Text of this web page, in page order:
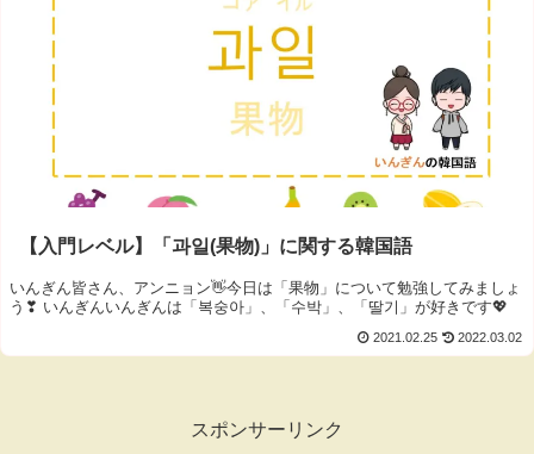
【入門レベル】「과일(果物)」に関する韓国語
いんぎん皆さん、アンニョン👋今日は「果物」について勉強してみましょ
う❣ いんぎんいんぎんは「복숭아」、「수박」、「딸기」が好きです💖
2021.02.25 2022.03.02
スポンサーリンク